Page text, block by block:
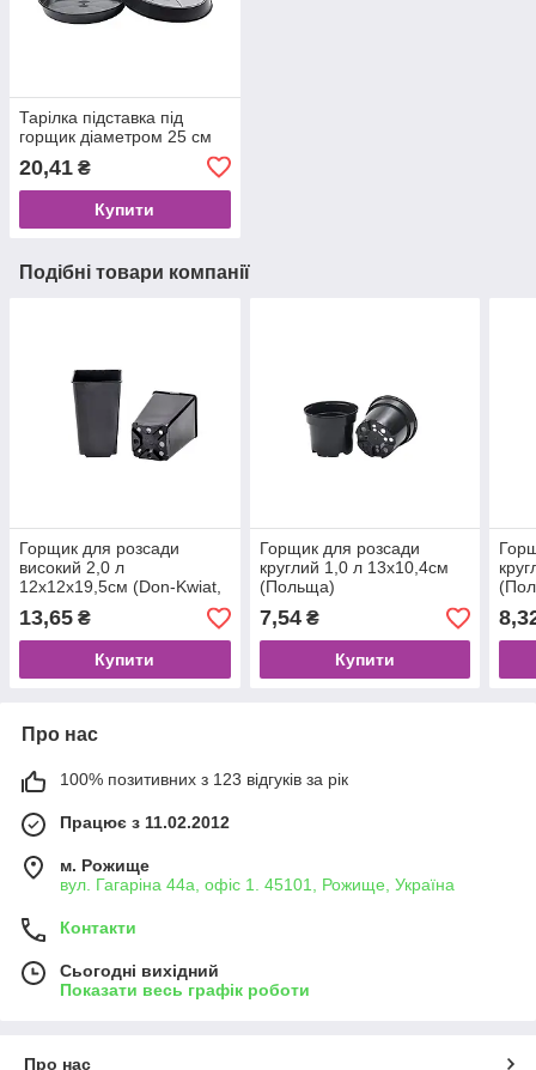
Тарілка підставка під
горщик діаметром 25 см
20,41 ₴
Купити
Подібні товари компанії
Горщик для розсади
високий 2,0 л
12х12х19,5см (Don-Kwiat,
Польща)
13,65 ₴
Купити
Горщик для розсади
круглий 1,0 л 13х10,4см
(Польща)
7,54₴
Купити
Про нас
100% позитивних з 123 відгуків за рік
Працює з 11.02.2012
м. Рожище
вул. Гагаріна 44а, офіс 1. 45101, Рожище, Україна
Контакти
Сьогодні вихідний
Показати весь графік роботи
Про нас